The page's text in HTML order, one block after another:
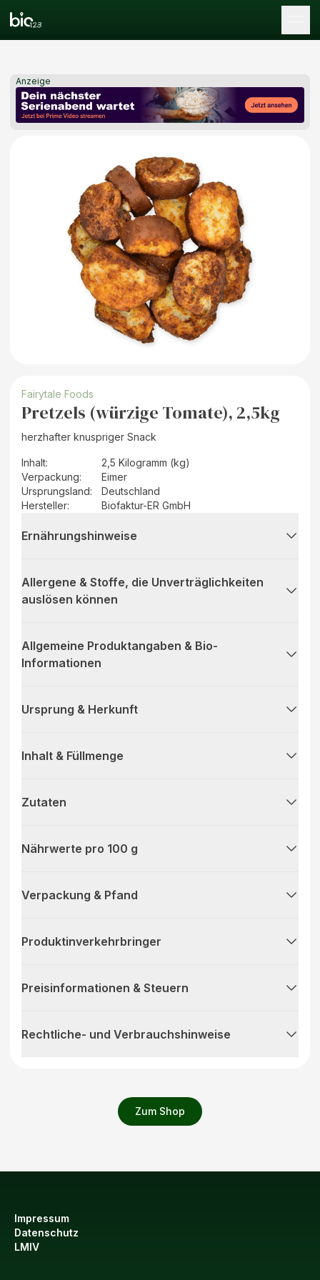
Anzeige
Zum Shop
Fairytale Foods
Pretzels (würzige Tomate), 2,5kg
herzhafter knuspriger Snack
Inhalt:
2,5 Kilogramm (kg)
Verpackung:
Eimer
Ursprungsland:
Deutschland
Hersteller: Biofaktur-ER GmbH
Ernährungshinweise
Allergene & Stoffe, die Unverträglichkeiten
auslösen können
Allgemeine Produktangaben & Bio-
Informationen
Ursprung & Herkunft
Inhalt & Füllmenge
Zutaten
Nährwerte pro 100 g
Verpackung & Pfand
Produktinverkehrbringer
Preisinformationen & Steuern
Rechtliche- und Verbrauchshinweise
Impressum
Datenschutz
LMIV